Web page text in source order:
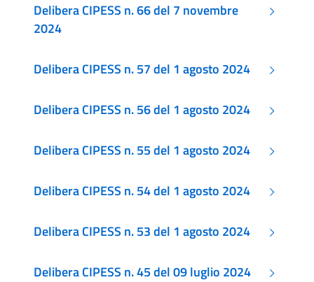
Delibera CIPESS n. 66 del 7 novembre
2024
Delibera CIPESS n. 57 del 1 agosto 2024
Delibera CIPESS n. 56 del 1 agosto 2024
Delibera CIPESS n. 55 del 1 agosto 2024
Delibera CIPESS n. 54 del 1 agosto 2024
Delibera CIPESS n. 53 del 1 agosto 2024
Delibera CIPESS n. 45 del 09 luglio 2024